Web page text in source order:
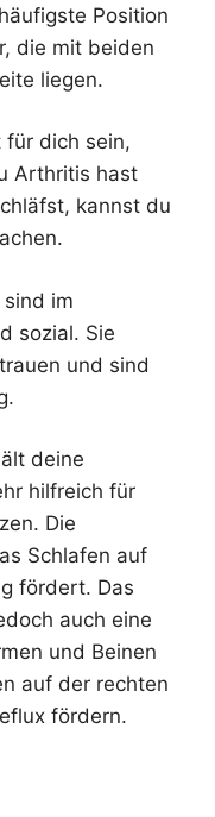
Position
die mit beiden
liegen.
für dich sein,
Arthritis hast
kannst du
im
sozial. Sie
und sind
deine
hilfreich für
Die
Schlafen auf
fördert. Das
auch eine
und Beinen
auf der rechten
fördern.